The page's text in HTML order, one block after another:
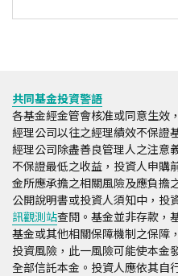
共同基金投資警語
各基金經金管會核准或同意生效
經理公司以往之經理績效不保證
經理公司除盡善良管理人之注意
不保證最低之收益，投資人申購
金所應承擔之相關風險及應負擔
公開說明書或投資人須知中，投
訊觀測站查閱。基金並非存款，
基金或其他相關保障機制之保障
投資風險，此一風險可能使本金
全部信託本金。投資人應依其自